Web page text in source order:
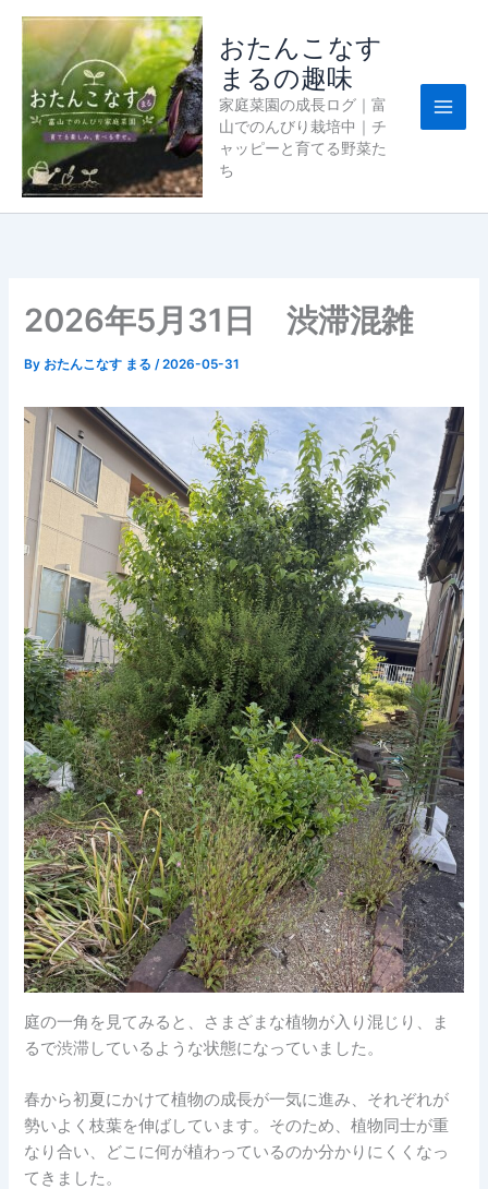
おたんこなす
まるの趣味
家庭菜園の成長ログ｜富
山でのんびり栽培中｜チ
ャッピーと育てる野菜た
ち
2026年5月31日 渋滞混雑
By おたんこなす まる/2026-05-31
庭の一角を見てみると、さまざまな植物が入り混じり、ま
るで渋滞しているような状態になっていました。
春から初夏にかけて植物の成長が一気に進み、それぞれが
勢いよく枝葉を伸ばしています。そのため、植物同士が重
なり合い、どこに何が植わっているのか分かりにくくなっ
てきました。